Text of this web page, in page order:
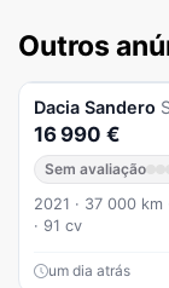
Outros
Dacia Sandero
16 990 €
Sem avaliação
2021 · 37 000 km
· 91 cv
um dia atrás